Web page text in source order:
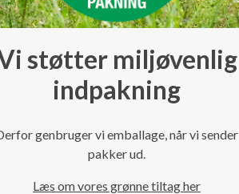
støtter miljøvenlig
indpakning
genbruger vi emballage, når vi sender
pakker ud.
Læs om vores grønne tiltag her